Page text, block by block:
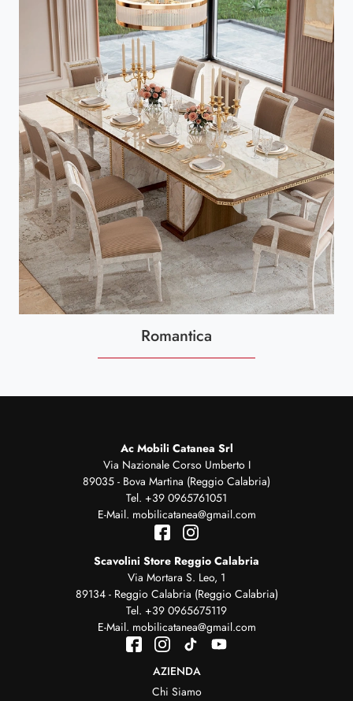
Romantica
Ac Mobili Catanea Srl
Via Nazionale Corso Umberto I
89035 - Bova Martina (Reggio Calabria)
Tel. +39 0965761051
E-Mail. mobilicatanea@gmail.com
Scavolini Store Reggio Calabria
Via Mortara S. Leo, 1
89134 - Reggio Calabria (Reggio Calabria)
Tel. +39 0965675119
E-Mail. mobilicatanea@gmail.com
AZIENDA
Chi Siamo